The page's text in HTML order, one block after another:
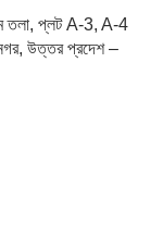
৭ম তলা, প্লট A-3, A-4
উত্তর প্রদেশ –